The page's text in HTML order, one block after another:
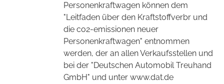
Personenkraftwagen können dem
"Leitfaden über den Kraftstoffverbr und
die co2-emissionen neuer
Personenkraftwagen" entnommen
werden, der an allen Verkaufsstellen und
bei der "Deutschen Automobil Treuhand
GmbH" und unter www.dat.de